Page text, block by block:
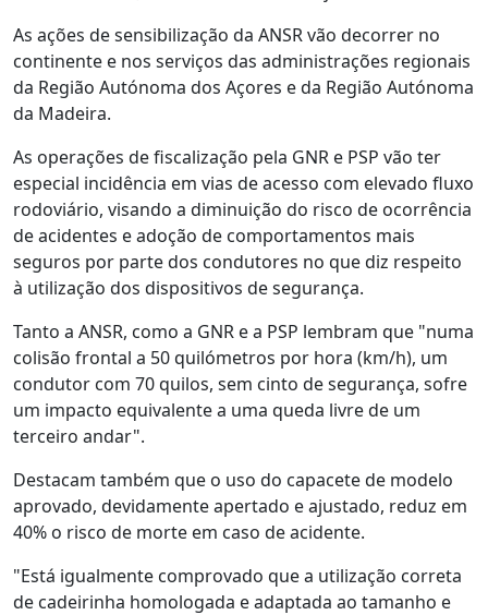
As ações de sensibilização da ANSR vão decorrer no
continente e nos serviços das administrações regionais
da Região Autónoma dos Açores e da Região Autónoma
da Madeira.
As operações de fiscalização pela GNR e PSP vão ter
especial incidência em vias de acesso com elevado fluxo
rodoviário, visando a diminuição do risco de ocorrência
de acidentes e adoção de comportamentos mais
seguros por parte dos condutores no que diz respeito
à utilização dos dispositivos de segurança.
Tanto a ANSR, como a GNR e a PSP lembram que "numa
colisão frontal a 50 quilómetros por hora (km/h), um
condutor com 70 quilos, sem cinto de segurança, sofre
um impacto equivalente a uma queda livre de um
terceiro andar".
Destacam também que o uso do capacete de modelo
aprovado, devidamente apertado e ajustado, reduz em
40% o risco de morte em caso de acidente.
"Está igualmente comprovado que a utilização correta
de cadeirinha homologada e adaptada ao tamanho e